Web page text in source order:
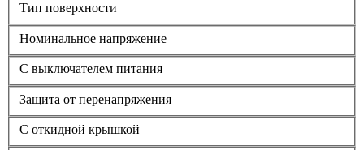
Тип поверхности
Номинальное напряжение
С выключателем питания
Защита от перенапряжения
С откидной крышкой